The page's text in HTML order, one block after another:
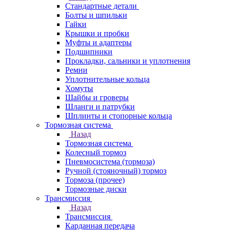
Стандартные детали
Болты и шпильки
Гайки
Крышки и пробки
Муфты и адаптеры
Подшипники
Прокладки, сальники и уплотнения
Ремни
Уплотнительные кольца
Хомуты
Шайбы и гроверы
Шланги и патрубки
Шплинты и стопорные кольца
Тормозная система
Назад
Тормозная система
Колесный тормоз
Пневмосиcтема (тормоза)
Ручной (стояночный) тормоз
Тормоза (прочее)
Тормозные диски
Трансмиссия
Назад
Трансмиссия
Карданная передача